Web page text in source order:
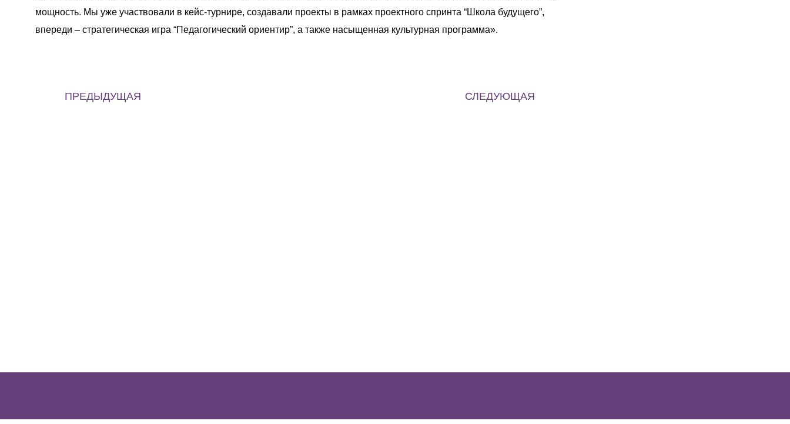
мощность. Мы уже участвовали в кейс-турнире, создавали проекты в рамках проектного спринта “Школа будущего”,
впереди – стратегическая игра “Педагогический ориентир”, а также насыщенная культурная программа».
ПРЕДЫДУЩАЯ СЛЕДУЮЩАЯ